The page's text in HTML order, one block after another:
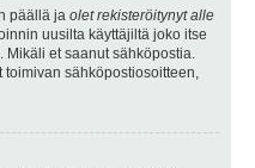
päällä ja olet rekisteröitynyt alle
uusilta käyttäjiltä joko itse
et saanut sähköpostia.
toimivan sähköpostiosoitteen,